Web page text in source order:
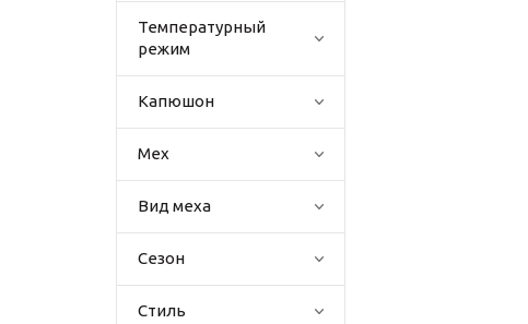
Температурный
режим
Капюшон
Мех
Вид меха
Сезон
Стиль